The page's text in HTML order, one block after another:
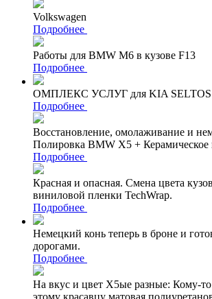
Volkswagen
Подробнее
Работы для BMW M6 в кузове F13
Подробнее
ОМПЛЕКС УСЛУГ для KIA SELTOS
Подробнее
Восстановление, омолаживание и
Полировка BMW X5 + Керамическое
Подробнее
Красная и опасная. Смена цвета
виниловой пленки TechWrap.
Подробнее
Немецкий конь теперь в броне и
дорогами.
Подробнее
На вкус и цвет Х5ые разные: Кому-
этому красавцу матовая